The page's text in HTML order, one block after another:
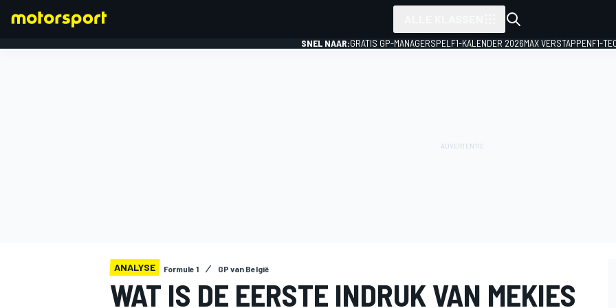
SNEL NAAR:GRATIS GP-MANAGERSPEL F1-KALENDER 2026MAX VERSTAPPENF1-
ANALYSE Formule 1 GP van België
WAT IS DE EERSTE INDRUK VAN MEKIES